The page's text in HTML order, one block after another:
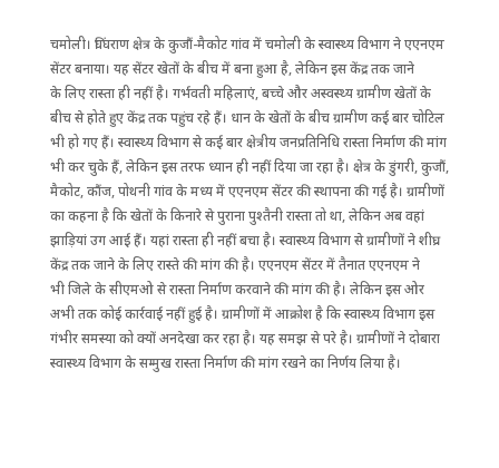
चमोली। घिंघराण क्षेत्र के कुजौं-मैकोट गांव में चमोली के स्वास्थ्य विभाग ने एएनएम
सेंटर बनाया। यह सेंटर खेतों के बीच में बना हुआ है, लेकिन इस केंद्र तक जाने
के लिए रास्ता ही नहीं है। गर्भवती महिलाएं, बच्चे और अस्वस्थ्य ग्रामीण खेतों के
बीच से होते हुए केंद्र तक पहुंच रहे हैं। धान के खेतों के बीच ग्रामीण कई बार चोटिल
भी हो गए हैं। स्वास्थ्य विभाग से कई बार क्षेत्रीय जनप्रतिनिधि रास्ता निर्माण की मांग
भी कर चुके हैं, लेकिन इस तरफ ध्यान ही नहीं दिया जा रहा है। क्षेत्र के डुंगरी, कुजौं,
मैकोट, कौंज, पोथनी गांव के मध्य में ‌एएनएम सेंटर की स्थापना की गई है। ग्रामीणों
का कहना है कि खेतों के किनारे से पुराना पुश्तैनी रास्ता तो था, लेकिन अब वहां
झाड़ियां उग आई हैं। यहां रास्ता ही नहीं बचा है। स्वास्थ्य विभाग से ग्रामीणों ने शीघ्र
केंद्र तक जाने के लिए रास्ते की मांग की है। एएनएम सेंटर में तैनात एएनएम ने
भी जिले के सीएमओ से रास्ता निर्माण करवाने की मांग की है। लेकिन इस ओर
अभी तक कोई कार्रवाई नहीं हुई है। ग्रामीणों में आक्रोश है कि स्वास्थ्य विभाग इस
गंभीर समस्या को क्यों अनदेखा कर रहा है। यह समझ से परे है। ग्रामीणों ने दोबारा
स्वास्थ्य विभाग के सम्मुख रास्ता निर्माण की मांग रखने का निर्णय लिया है।